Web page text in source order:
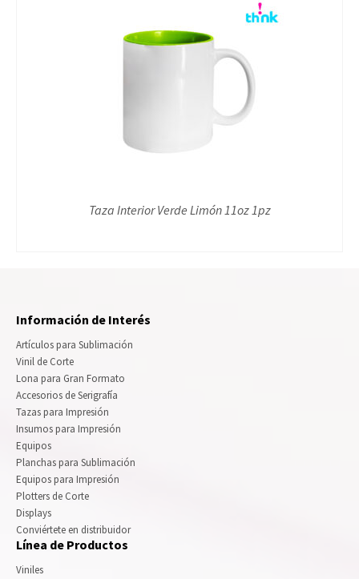
Taza Interior Verde Limón 11oz 1pz
Información de Interés
Artículos para Sublimación
Vinil de Corte
Lona para Gran Formato
Accesorios de Serigrafía
Tazas para Impresión
Insumos para Impresión
Equipos
Planchas para Sublimación
Equipos para Impresión
Plotters de Corte
Displays
Conviértete en distribuidor
Línea de Productos
Viniles